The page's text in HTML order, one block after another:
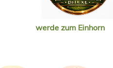
werde zum Einhorn